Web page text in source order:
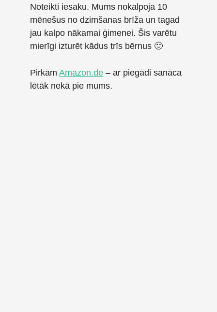
Noteikti iesaku. Mums nokalpoja 10
mēnešus no dzimšanas brīža un tagad
jau kalpo nākamai ģimenei. Šis varētu
mierīgi izturēt kādus trīs bērnus 🙂
PirkāmAmazon.de – ar piegādi sanāca
lētāk nekā pie mums.